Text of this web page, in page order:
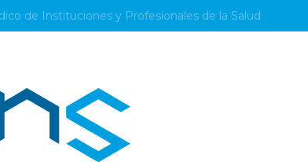
de Instituciones y Profesionales de la Salud